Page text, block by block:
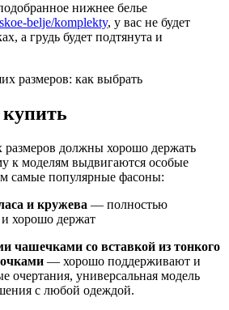
нижнее белье
belje/komplekty, у вас не будет
а грудь будет подтянута и
размеров должны хорошо держать
к моделям выдвигаются особые
самые популярные фасоны:
и кружева — полностью
хорошо держат
чашечками со вставкой из тонкого
— хорошо поддерживают и
очертания, универсальная модель
с любой одеждой.